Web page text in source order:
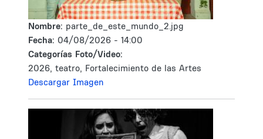
Nombre: parte_de_este_mundo_2.jpg
Fecha: 04/08/2026 - 14:00
Categorías Foto/Video:
2026, teatro, Fortalecimiento de las Artes
Descargar Imagen